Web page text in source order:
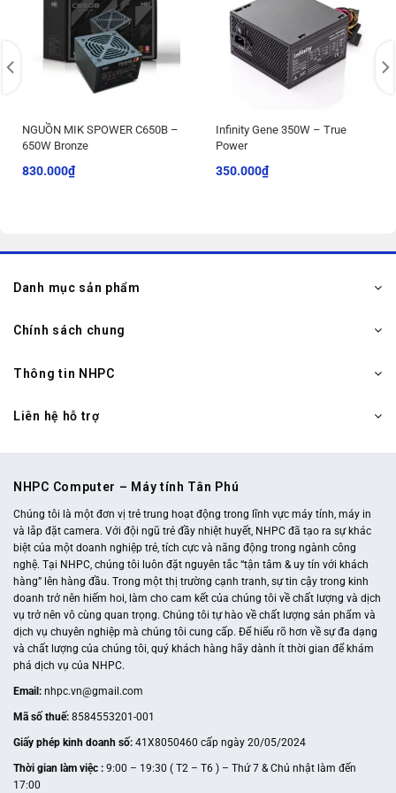
NGUỒN MIK SPOWER C650B –
650W Bronze
830.000₫
Infinity Gene 350W – True
Power
350.000₫
Danh mục sản phẩm
Chính sách chung
Thông tin NHPC
Liên hệ hỗ trợ
NHPC Computer – Máy tính Tân Phú
Chúng tôi là một đơn vị trẻ trung hoạt động trong lĩnh vực máy tính, máy in
và lắp đặt camera. Với đội ngũ trẻ đầy nhiệt huyết, NHPC đã tạo ra sự khác
biệt của một doanh nghiệp trẻ, tích cực và năng động trong ngành công
nghệ. Tại NHPC, chúng tôi luôn đặt nguyên tắc “tận tâm & uy tín với khách
hàng” lên hàng đầu. Trong một thị trường cạnh tranh, sự tin cậy trong kinh
doanh trở nên hiếm hoi, làm cho cam kết của chúng tôi về chất lượng và dịch
vụ trở nên vô cùng quan trọng. Chúng tôi tự hào về chất lượng sản phẩm và
dịch vụ chuyên nghiệp mà chúng tôi cung cấp. Để hiểu rõ hơn về sự đa dạng
và chất lượng của chúng tôi, quý khách hàng hãy dành ít thời gian để khám
phá dịch vụ của NHPC.
Email: nhpc.vn@gmail.com
Mã số thuế: 8584553201-001
Giấy phép kinh doanh số: 41X8050460 cấp ngày 20/05/2024
Thời gian làm việc : 9:00 – 19:30 ( T2 – T6 ) – Thứ 7 & Chủ nhật làm đến
17:00